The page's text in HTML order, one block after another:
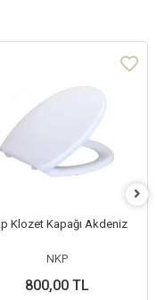
Klozet Kapağı Akdeniz
NKP
800,00 TL